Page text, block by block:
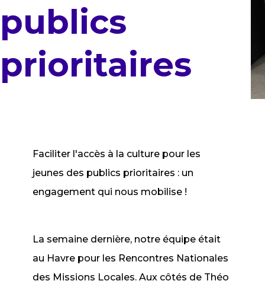
publics
prioritaires
Faciliter l'accès à la culture pour les
jeunes des publics prioritaires : un
engagement qui nous mobilise !
La semaine dernière, notre équipe était
au Havre pour les Rencontres Nationales
des Missions Locales. Aux côtés de Théo